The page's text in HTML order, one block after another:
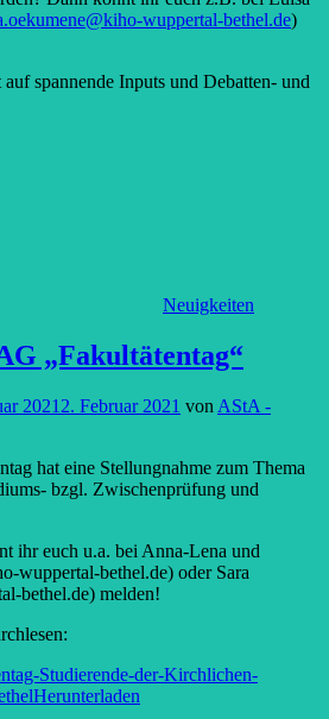
wuppertal-bethel.de)
spannende Inputs und Debatten- und
Neuigkeiten
„Fakultätentag“
2021 2. Februar 2021 von AStA -
hat eine Stellungnahme zum Thema
bzgl. Zwischenprüfung und
ihr euch u.a. bei Anna-Lena und
wuppertal-bethel.de) oder Sara
bethel.de) melden!
Studierende-der-Kirchlichen-
Herunterladen